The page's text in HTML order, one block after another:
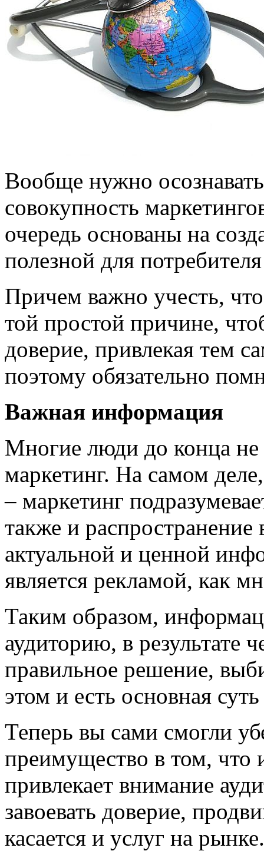
Вообще нужно
совокупность
очередь основаны на
полезной для
Причем важно учесть,
той простой причине,
доверие, привлекая тем
поэтому обязательно
Важная информация
Многие люди до конца не
маркетинг. На самом
– маркетинг
также и распространение
актуальной и ценной
является рекламой, как
Таким образом,
аудиторию, в результате
правильное решение,
этом и есть основная
Теперь вы сами смогли
преимущество в том, что
привлекает внимание
завоевать доверие,
касается и услуг на рынке.